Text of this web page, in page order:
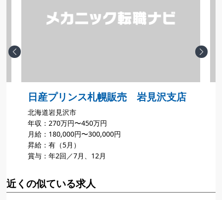
Previous
日産プリンス札幌販売 岩見沢支店
北海道岩見沢市
年収：270万円〜450万円
月給：180,000円〜300,000円
昇給：有（5月）
賞与：年2回／7月、12月
Next
近くの似ている求人